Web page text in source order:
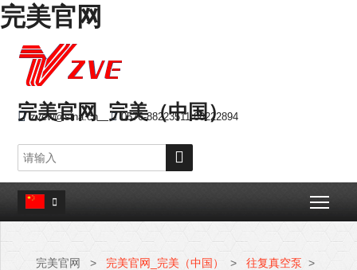
完美官网
完美官网_完美（中国）
 zvew@sina.cn  0576-88223511 88222894


完美官网 > 完美官网_完美（中国） > 往复真空泵 >